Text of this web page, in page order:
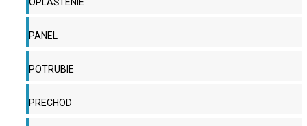
PANEL
POTRUBIE
PRECHOD